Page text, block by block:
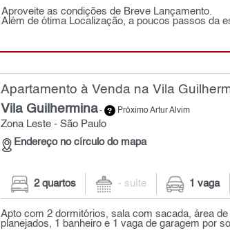
Aproveite as condições de Breve Lançamento.
Além de ótima Localização, a poucos passos da
Apartamento à Venda na Vila
Vila Guilhermina- Próximo Artur Alvim
Zona Leste - São Paulo
Endereço no círculo do mapa
2 quartos - suíte 1 vaga
Apto com 2 dormitórios, sala com sacada, área
planejados, 1 banheiro e 1 vaga de garagem por